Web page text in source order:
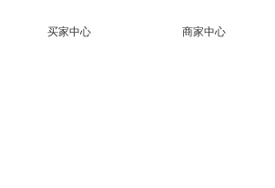
买家中心 商家中心